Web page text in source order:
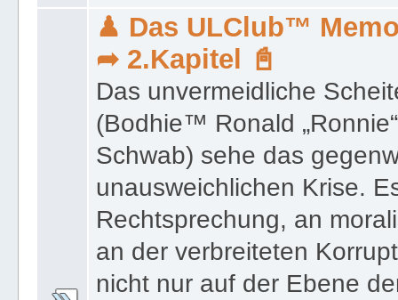
♟ Das ULClub™
➦ 2.Kapitel 📓
Das unvermeidliche
(Bodhie™ Ronald
Schwab) sehe das
unausweichlichen Krise.
Rechtsprechung, an
an der verbreiteten
nicht nur auf der Ebene